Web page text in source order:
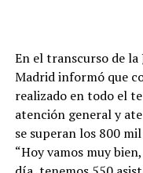
En el transcurso de la
Madrid informó que
realizado en todo el
atención general y
se superan los 800
“Hoy vamos muy